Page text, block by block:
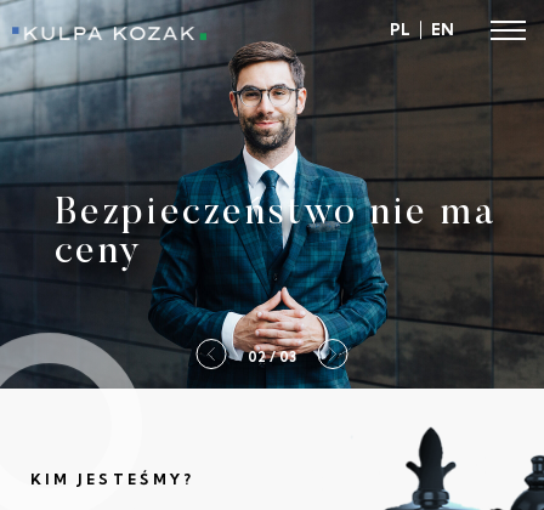
Kulpa Kozak
PL EN
Bezpieczeństwo nie ma
ceny
2 / 03
KIM JESTEŚMY?